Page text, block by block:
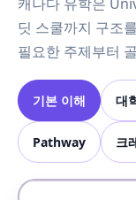
딧 스쿨까지 구조
필요한 주제부터
기본 이해 대
Pathway 크